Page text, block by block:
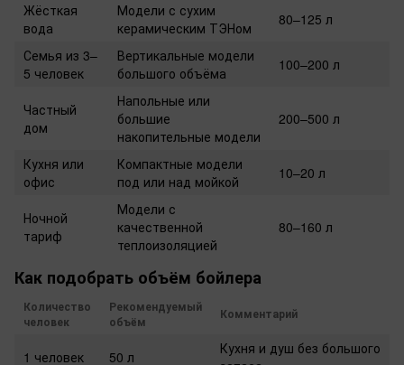
Жёсткая
вода
Модели с сухим
керамическим ТЭНом
80–125 л
Семья из 3–
5 человек
Вертикальные модели
большого объёма
100–200 л
Частный
дом
Напольные или
большие
накопительные модели
200–500 л
Кухня или
офис
Компактные модели
под или над мойкой
10–20 л
Ночной
тариф
Модели с
качественной
теплоизоляцией
80–160 л
Как подобрать объём бойлера
Количество
человек
Рекомендуемый
объём
Комментарий
1 человек 50 л
Кухня и душ без большого